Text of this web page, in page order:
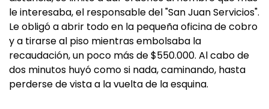
le interesaba, el responsable del "San Juan Servicios".
Le obligó a abrir todo en la pequeña oficina de cobro
y a tirarse al piso mientras embolsaba la
recaudación, un poco más de $550.000. Al cabo de
dos minutos huyó como si nada, caminando, hasta
perderse de vista a la vuelta de la esquina.